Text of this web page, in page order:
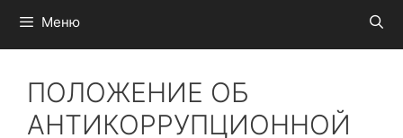
Меню
ПОЛОЖЕНИЕ ОБ
АНТИКОРРУПЦИОННОЙ